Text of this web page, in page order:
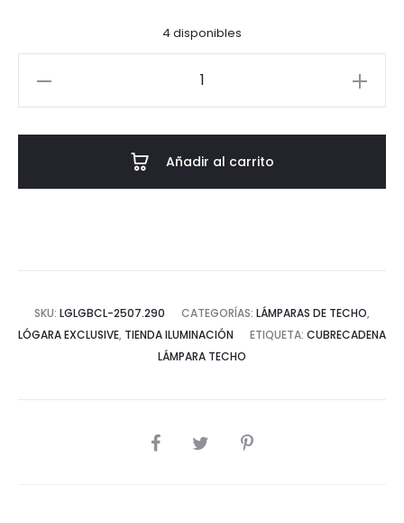
4 disponibles
Añadir al carrito
SKU: LGLGBCL-2507.290 CATEGORÍAS: LÁMPARAS DE TECHO,
LÓGARA EXCLUSIVE, TIENDA ILUMINACIÓN ETIQUETA: CUBRECADENA
LÁMPARA TECHO
COMPARTIR